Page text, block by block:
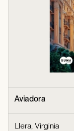
Aviadora
Llera, Virginia